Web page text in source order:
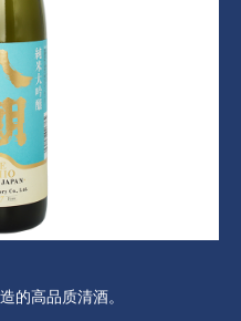
的高品质清酒。